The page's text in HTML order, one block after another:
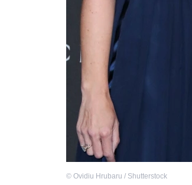
© Ovidiu Hrubaru / Shutterstock